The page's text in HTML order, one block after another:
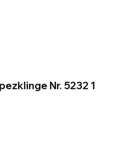
Nr. 5232 1